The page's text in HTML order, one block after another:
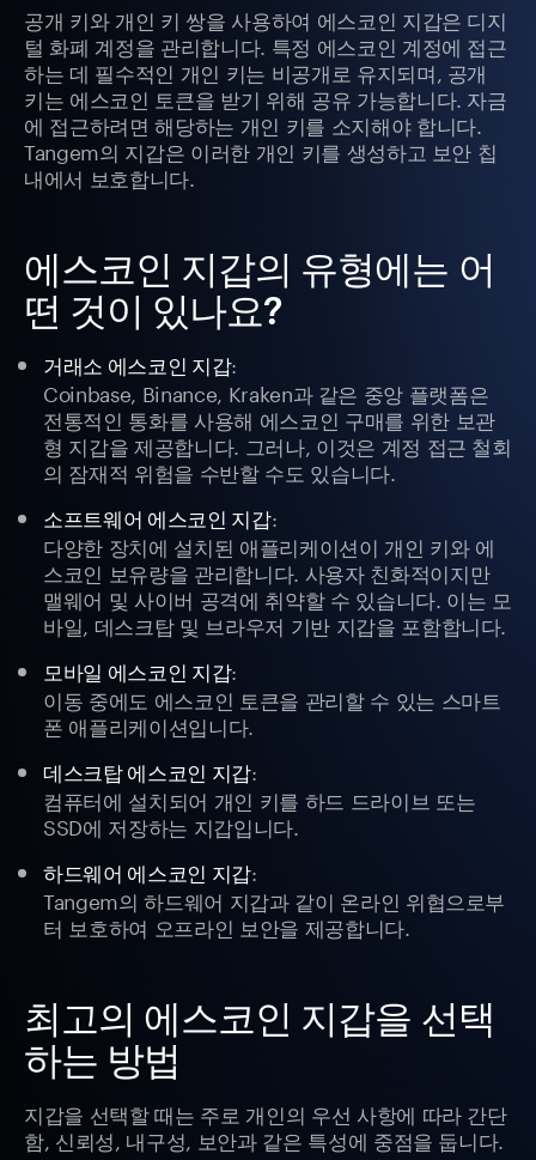
공개 키와 개인 키 쌍을 사용하여 에스코인 지갑은 디지
털 화폐 계정을 관리합니다. 특정 에스코인 계정에 접근
하는 데 필수적인 개인 키는 비공개로 유지되며, 공개
키는 에스코인 토큰을 받기 위해 공유 가능합니다. 자금
에 접근하려면 해당하는 개인 키를 소지해야 합니다.
Tangem의 지갑은 이러한 개인 키를 생성하고 보안 칩
내에서 보호합니다.
에스코인 지갑의 유형에는 어
떤 것이 있나요?
거래소 에스코인 지갑:
Coinbase, Binance, Kraken과 같은 중앙 플랫폼은
전통적인 통화를 사용해 에스코인 구매를 위한 보관
형 지갑을 제공합니다. 그러나, 이것은 계정 접근 철회
의 잠재적 위험을 수반할 수도 있습니다.
소프트웨어 에스코인 지갑:
다양한 장치에 설치된 애플리케이션이 개인 키와 에
스코인 보유량을 관리합니다. 사용자 친화적이지만
맬웨어 및 사이버 공격에 취약할 수 있습니다. 이는 모
바일, 데스크탑 및 브라우저 기반 지갑을 포함합니다.
모바일 에스코인 지갑:
이동 중에도 에스코인 토큰을 관리할 수 있는 스마트
폰 애플리케이션입니다.
데스크탑 에스코인 지갑:
컴퓨터에 설치되어 개인 키를 하드 드라이브 또는
SSD에 저장하는 지갑입니다.
하드웨어 에스코인 지갑:
Tangem의 하드웨어 지갑과 같이 온라인 위협으로부
터 보호하여 오프라인 보안을 제공합니다.
최고의 에스코인 지갑을 선택
하는 방법
지갑을 선택할 때는 주로 개인의 우선 사항에 따라 간단
함, 신뢰성, 내구성, 보안과 같은 특성에 중점을 둡니다.